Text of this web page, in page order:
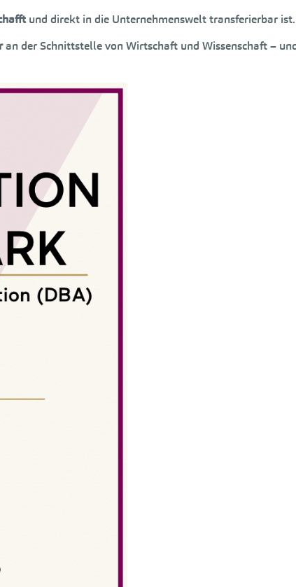
und direkt in die Unternehmenswelt transferierbar ist.
an der Schnittstelle von Wirtschaft und Wissenschaft –